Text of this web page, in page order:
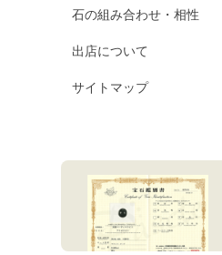
石の組み合わせ・相性
出店について
サイトマップ